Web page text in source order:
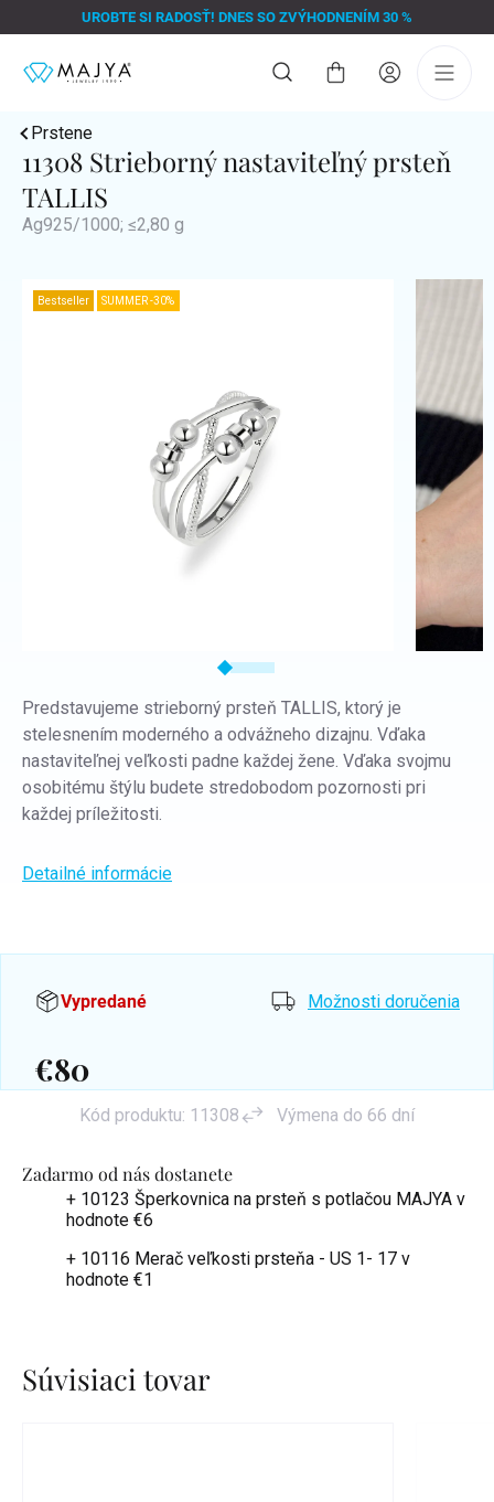
na
UROBTE SI RADOSŤ! DNES SO ZVÝHODNENÍM 30 %
Nákupný
Prstene
11308 Strieborný nastaviteľný prsteň
TALLIS
Ag925/1000; ≤2,80 g
Bestseller SUMMER -30%
Zadarmo od nás dostanete
+ 10123 Šperkovnica na prsteň s potlačou MAJYA v
hodnote €6
+ 10116 Merač veľkosti prsteňa - US 1- 17 v
hodnote €1
Predstavujeme strieborný prsteň TALLIS, ktorý je
stelesnením moderného a odvážneho dizajnu. Vďaka
nastaviteľnej veľkosti padne každej žene. Vďaka svojmu
osobitému štýlu budete stredobodom pozornosti pri
každej príležitosti.
Detailné informácie
Vypredané Možnosti doručenia
€80
Kód produktu: 11308 Výmena do 66 dní
Súvisiaci tovar